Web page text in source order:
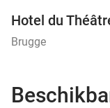
Hotel du
Brugge